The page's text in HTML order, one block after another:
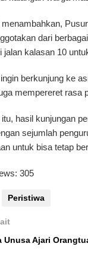
dari
jalan kalasan 10
berkunjung ke
mempereret rasa
hasil kunjungan
sejumlah
untuk bisa tetap
305
Peristiwa
Unusa Ajari